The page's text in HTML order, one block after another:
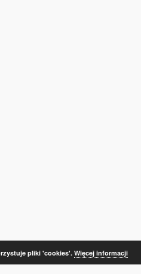
pliki 'cookies'. Więcej informacji